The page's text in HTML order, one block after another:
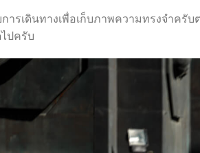
ารเดินทางเพื่อเก็บภาพความทรงจำครั
ปครับ